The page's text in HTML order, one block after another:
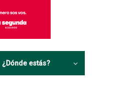
¿Dónde estás?